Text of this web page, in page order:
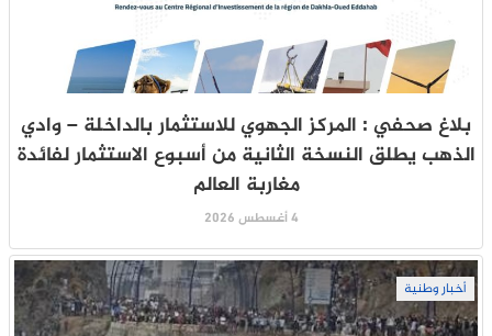
بلاغ صحفي : المركز الجهوي للاستثمار بالداخلة – وادي
الذهب يطلق النسخة الثانية من أسبوع الاستثمار لفائدة
مغاربة العالم
4 أغسطس 2026
أخبار وطنية